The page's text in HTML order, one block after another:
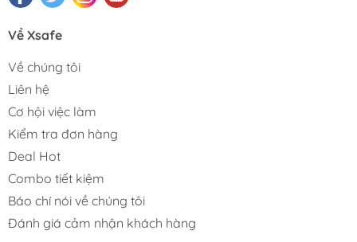
Về Xsafe
Về chúng tôi
Liên hệ
Cơ hội việc làm
Kiểm tra đơn hàng
Deal Hot
Combo tiết kiệm
Báo chí nói về chúng tôi
Đánh giá cảm nhận khách hàng